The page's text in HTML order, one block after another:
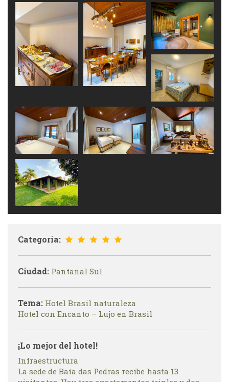
Categoría:
Ciudad: Pantanal Sul
Tema: Hotel Brasil naturaleza
Hotel con Encanto – Lujo en Brasil
¡Lo mejor del hotel!
Infraestructura
La sede de Baía das Pedras recibe hasta 13